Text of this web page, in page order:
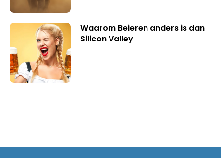
Waarom Beieren anders is dan
Silicon Valley